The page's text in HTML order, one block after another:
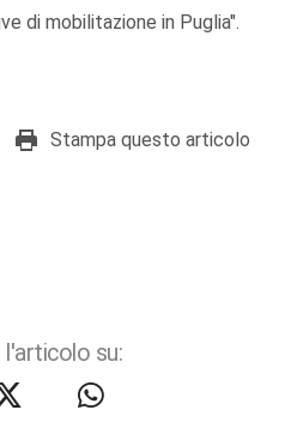
di mobilitazione in Puglia".
Stampa questo articolo
l'articolo su: